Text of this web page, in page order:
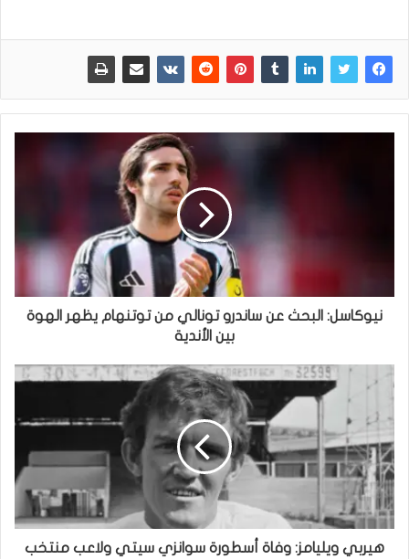
نيوكاسل: البحث عن ساندرو تونالي من توتنهام يظهر الهوة
بين الأندية
هيربي ويليامز: وفاة أسطورة سوانزي سيتي ولاعب منتخب